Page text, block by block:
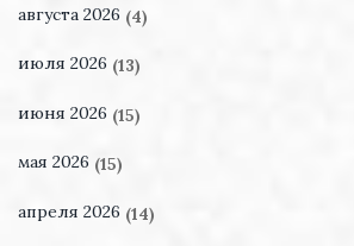
августа 2026 (4)
июля 2026 (13)
июня 2026 (15)
мая 2026 (15)
апреля 2026 (14)